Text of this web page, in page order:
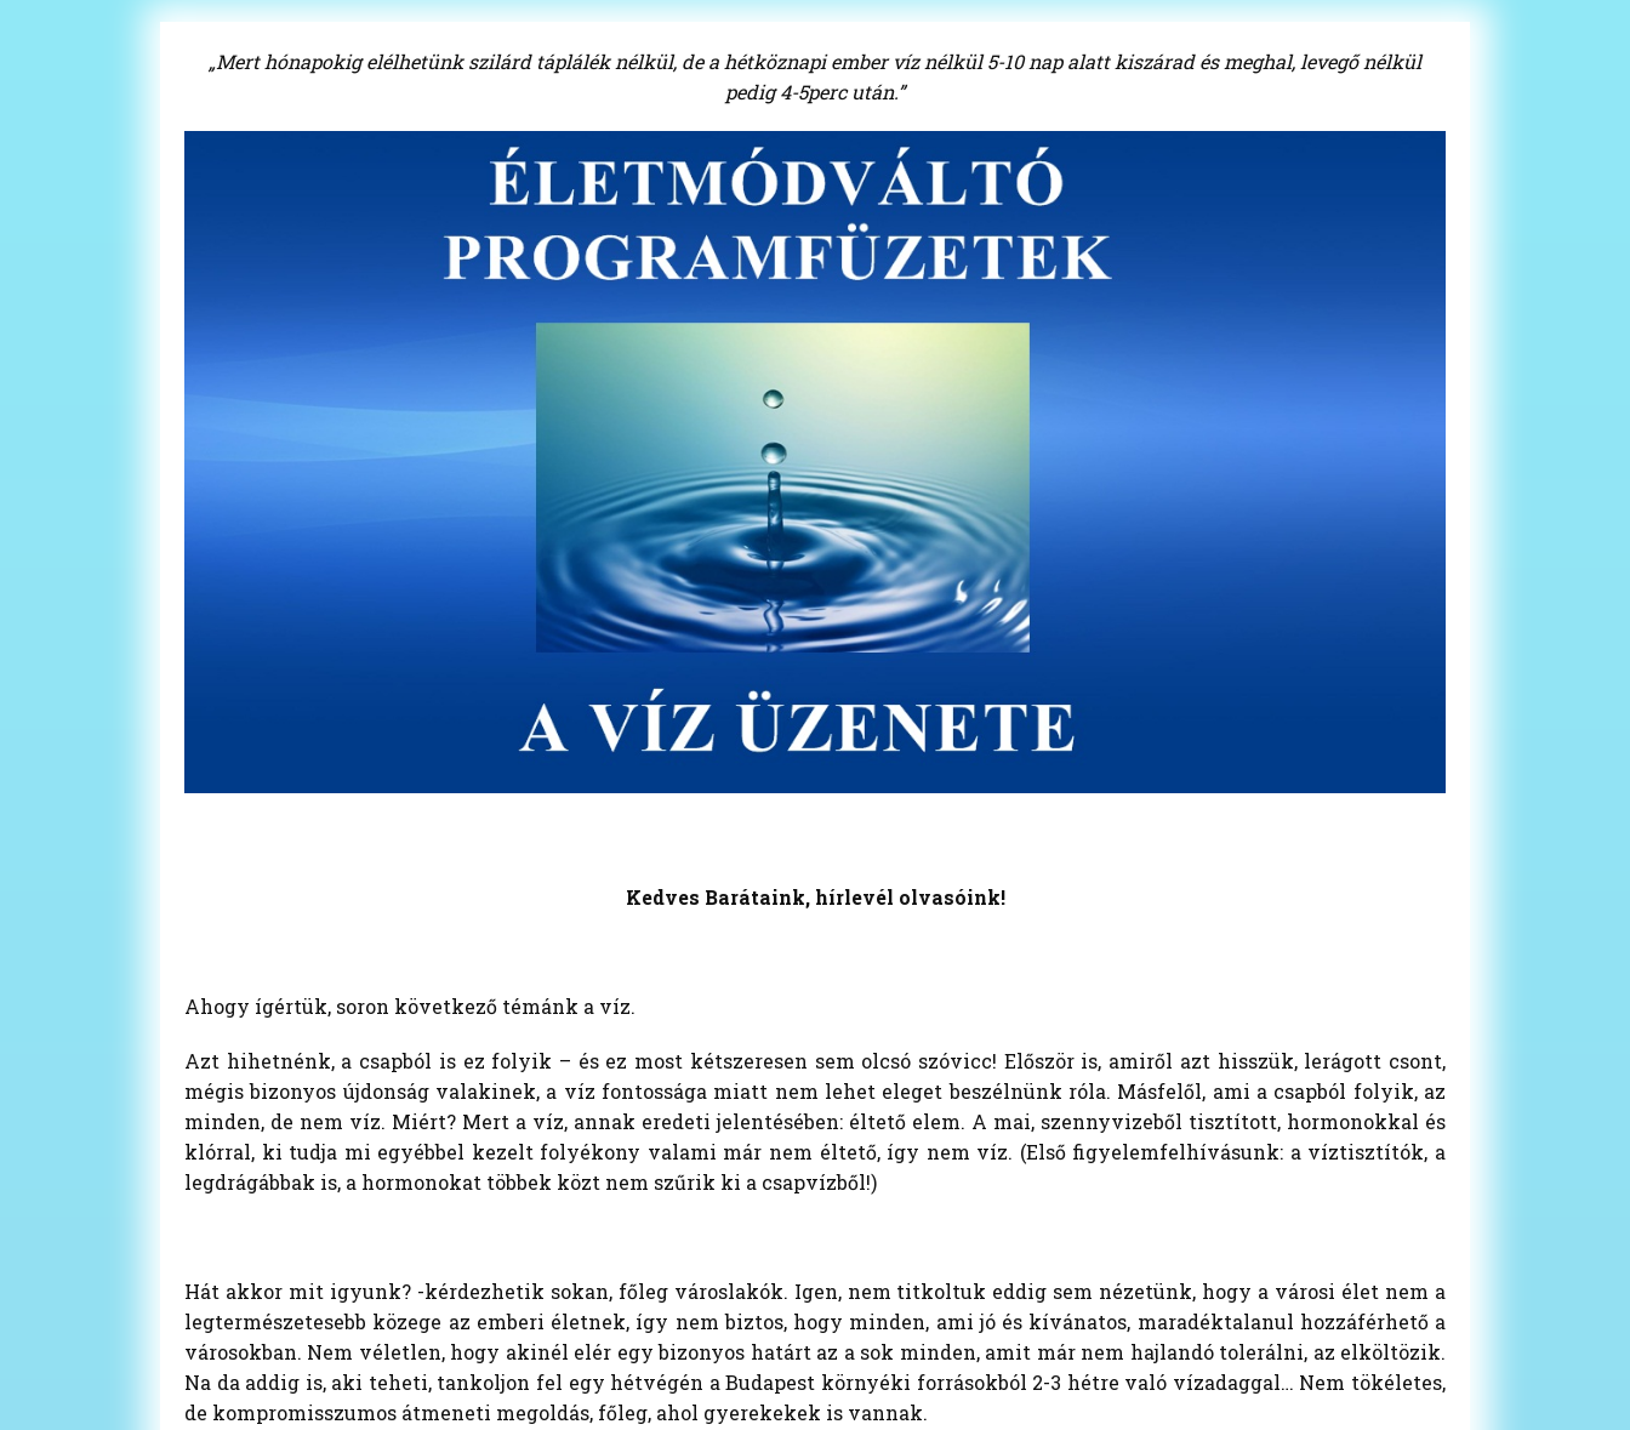
„Mert hónapokig elélhetünk szilárd táplálék nélkül, de a hétköznapi ember víz nélkül 5-10 nap alatt kiszárad és meghal, levegő nélkül
pedig 4-5perc után.”
Kedves Barátaink, hírlevél olvasóink!
Ahogy ígértük, soron következő témánk a víz.
Azt hihetnénk, a csapból is ez folyik – és ez most kétszeresen sem olcsó szóvicc! Először is, amiről azt hisszük, lerágott csont,
mégis bizonyos újdonság valakinek, a víz fontossága miatt nem lehet eleget beszélnünk róla. Másfelől, ami a csapból folyik, az
minden, de nem víz. Miért? Mert a víz, annak eredeti jelentésében: éltető elem. A mai, szennyvizeből tisztított, hormonokkal és
klórral, ki tudja mi egyébbel kezelt folyékony valami már nem éltető, így nem víz. (Első figyelemfelhívásunk: a víztisztítók, a
legdrágábbak is, a hormonokat többek közt nem szűrik ki a csapvízből!)
Hát akkor mit igyunk? -kérdezhetik sokan, főleg városlakók. Igen, nem titkoltuk eddig sem nézetünk, hogy a városi élet nem a
legtermészetesebb közege az emberi életnek, így nem biztos, hogy minden, ami jó és kívánatos, maradéktalanul hozzáférhető a
városokban. Nem véletlen, hogy akinél elér egy bizonyos határt az a sok minden, amit már nem hajlandó tolerálni, az elköltözik.
Na da addig is, aki teheti, tankoljon fel egy hétvégén a Budapest környéki forrásokból 2-3 hétre való vízadaggal… Nem tökéletes,
de kompromisszumos átmeneti megoldás, főleg, ahol gyerekekek is vannak.